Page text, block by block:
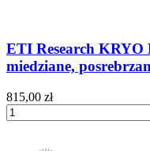
ETI Research KRYO
miedziane,
815,00 zł